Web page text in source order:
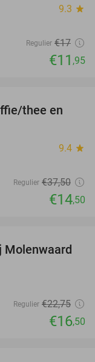
9.3 star
Regulier €17
€11 ,95
61%
thee en
9.4 star
Regulier €37,50
€14,50
27%
Molenwaard
Regulier €22,75
€16,50